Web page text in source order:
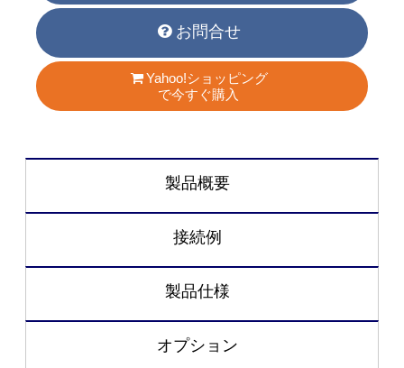
お問合せ
Yahoo!ショッピング
で今すぐ購入
製品概要
接続例
製品仕様
オプション